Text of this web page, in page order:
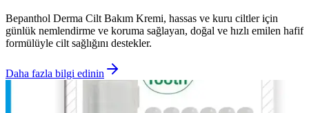
Bepanthol Derma Cilt Bakım Kremi, hassas ve kuru ciltler için
günlük nemlendirme ve koruma sağlayan, doğal ve hızlı emilen hafif
formülüyle cilt sağlığını destekler.
Daha fazla bilgi edinin